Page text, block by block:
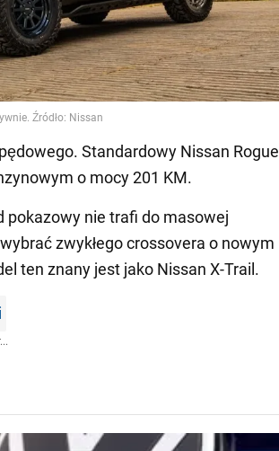
Standardowy Nissan Rogue
o mocy 201 KM.
pokazowy nie trafi do masowej
zwykłego crossovera o nowym
ten znany jest jako Nissan X-Trail.